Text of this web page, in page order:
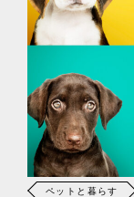
ペットと暮らす